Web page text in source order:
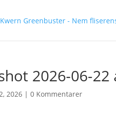
2026-06-22
2026 |0 Kommentarer